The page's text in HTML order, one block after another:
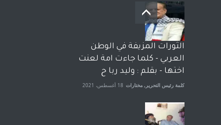
بعد معارك قضائية طاحنة كتب
وترافع فيها بنفسه مرة اخرى..
الشيخ طارق يوسف يقهر
الحكومة الأمريكية ، فأعطوه
الجنسية عن يد وهم صاغرون،
آراء حرة مختارات 7 أبريل، 2023
الثورات المزيفة في الوطن
العربي - كلما جاءت امة لعنت
اختها - بقلم : وليد ربا ح
كلمة رئيس التحرير , مختارات 18 أغسطس، 2021